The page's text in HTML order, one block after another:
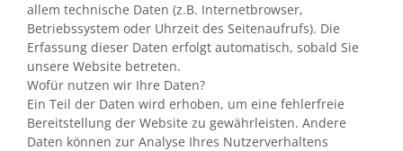
allem technische Daten (z.B. Internetbrowser,
Betriebssystem oder Uhrzeit des Seitenaufrufs). Die
Erfassung dieser Daten erfolgt automatisch, sobald Sie
unsere Website betreten.
Wofür nutzen wir Ihre Daten?
Ein Teil der Daten wird erhoben, um eine fehlerfreie
Bereitstellung der Website zu gewährleisten. Andere
Daten können zur Analyse Ihres Nutzerverhaltens